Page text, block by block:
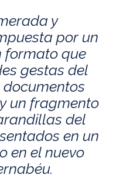
y
por un
formato que
gestas del
un fragmento
del
en un
en el nuevo